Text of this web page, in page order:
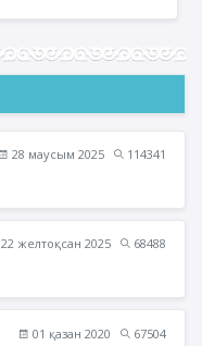
28 маусым 2025
114341
22 желтоқсан 2025
68488
01 қазан 2020
67504